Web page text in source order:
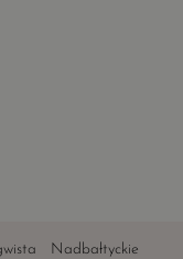
Nadbałtyckie